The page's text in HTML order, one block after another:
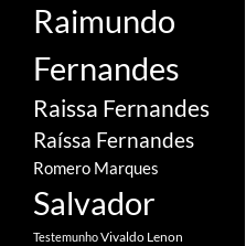
Raimundo
Fernandes
Raissa Fernandes
Raíssa Fernandes
Romero Marques
Salvador
TestemunhoVivaldo Lenon